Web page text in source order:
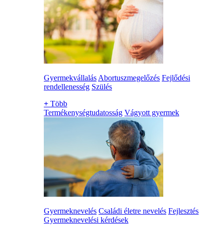
Gyermekvállalás Abortuszmegelőzés Fejlődési
rendellenesség Szülés
+ Több
Termékenységtudatosság Vágyott gyermek
Gyermeknevelés Családi életre nevelés Fejlesztés
Gyermeknevelési kérdések